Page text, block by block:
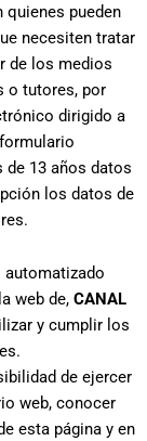
quienes pueden
necesiten tratar
de los medios
o tutores, por
dirigido a
13 años datos
los datos de
automatizado
web de, CANAL
y cumplir los
de ejercer
web, conocer
esta página y en